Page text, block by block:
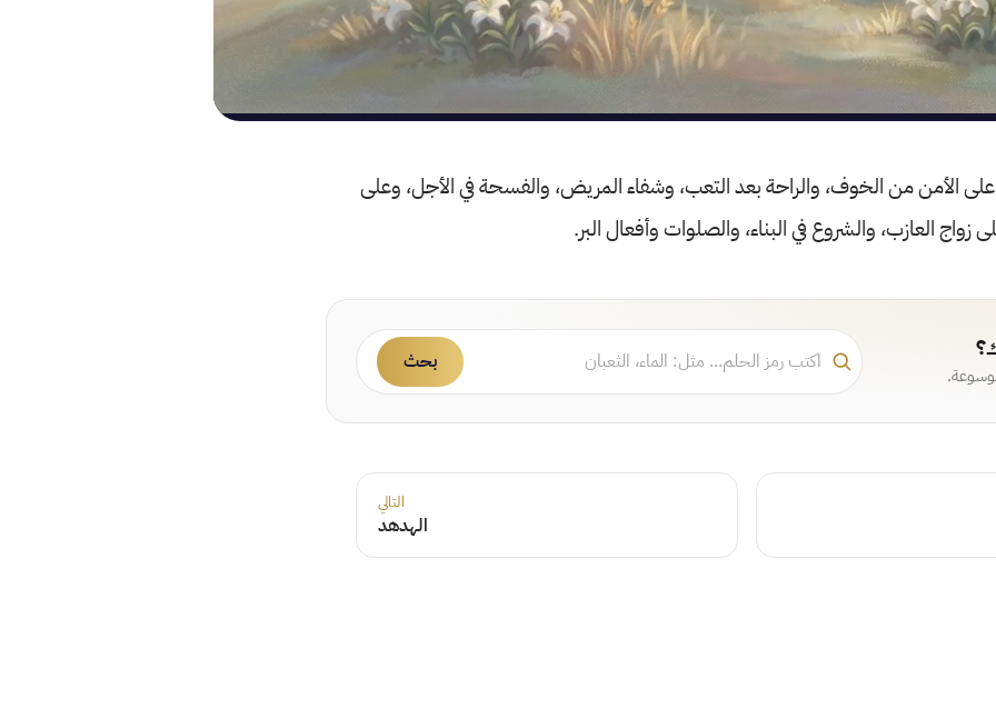
على الأمن من الخوف، والراحة بعد التعب، وشفاء المريض، والفسحة في الأجل، وعلى
زواج العازب، والشروع في البناء، والصلوات وأفعال البر.
بحث
التالي
الهدهد